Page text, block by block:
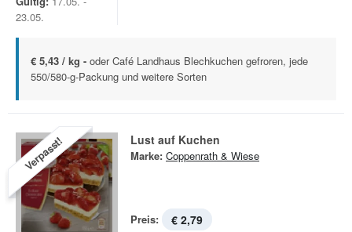
23.05.
€ 5,43 / kg - oder Café Landhaus Blechkuchen gefroren, jede
550/580-g-Packung und weitere Sorten
Verpasst! Lust auf Kuchen
Marke: Coppenrath & Wiese
Preis: € 2,79